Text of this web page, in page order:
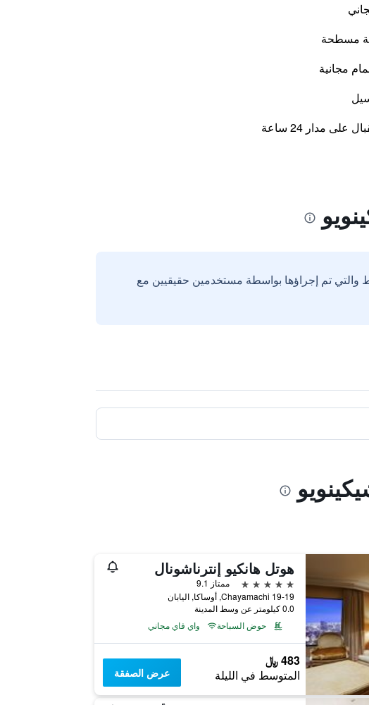
مسطحة
مجانية
مدار 24 ساعة
والتي تم إجراؤها بواسطة مستخدمين حقيقيين مع
هوتل هانكيو إنترناشونال
5 نجوم
ممتاز 9.1
19-19 Chayamachi, أوساكا, اليابان
0.0 كيلومتر عن وسط المدينة
حوض السباحة
واي فاي مجاني
483 ﷼
المتوسط في الليلة عرض الصفقة